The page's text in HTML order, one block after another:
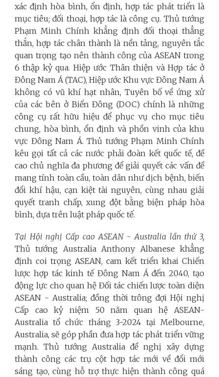
xác định hòa bình, ổn định, hợp tác phát triển là
mục tiêu; đối thoại, hợp tác là công cụ. Thủ tướng
Phạm Minh Chính khẳng định đối thoại thẳng
thắn, hợp tác chân thành là nền tảng, nguyên tắc
quan trọng tạo nên thành công của ASEAN trong
6 thập kỷ qua. Hiệp ước Thân thiện và Hợp tác ở
Đông Nam Á (TAC), Hiệp ước Khu vực Đông Nam Á
không có vũ khí hạt nhân, Tuyên bố về ứng xử
của các bên ở Biển Đông (DOC) chính là những
công cụ rất hữu hiệu để phục vụ cho mục tiêu
chung, hòa bình, ổn định và phồn vinh của khu
vực Đông Nam Á. Thủ tướng Phạm Minh Chính
kêu gọi tất cả các nước phải đoàn kết quốc tế, đề
cao chủ nghĩa đa phương để giải quyết các vấn đề
mang tính toàn cầu, toàn dân như dịch bệnh, biến
đổi khí hậu, cạn kiệt tài nguyên, cùng nhau giải
quyết tranh chấp, xung đột bằng biện pháp hòa
bình, dựa trên luật pháp quốc tế.
Tại Hội nghị Cấp cao ASEAN - Australia lần thứ 3,
Thủ tướng Australia Anthony Albanese khẳng
định coi trọng ASEAN, cam kết triển khai Chiến
lược hợp tác kinh tế Đông Nam Á đến 2040, tạo
động lực cho quan hệ Đối tác chiến lược toàn diện
ASEAN - Australia; đồng thời trông đợi Hội nghị
Cấp cao kỷ niệm 50 năm quan hệ ASEAN-
Australia tổ chức tháng 3-2024 tại Melbourne,
Australia, sẽ góp phần đưa hợp tác phát triển vững
mạnh. Thủ tướng Australia đề nghị xây dựng
thành công các trụ cột hợp tác mới về đổi mới
sáng tạo, cùng hỗ trợ thực hiện thành công quá